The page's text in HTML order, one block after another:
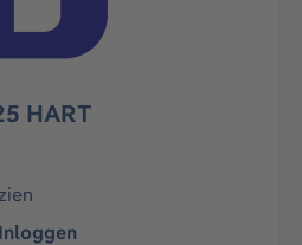
HART
Inloggen